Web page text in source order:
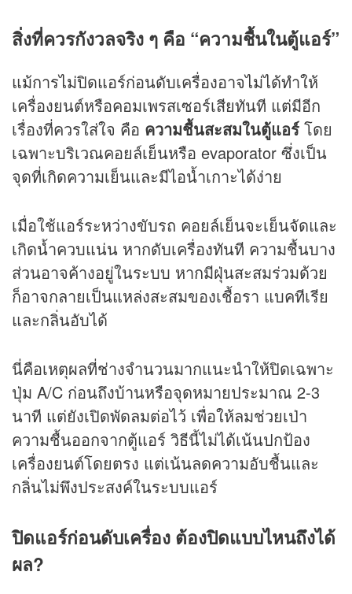
สิ่งที่ควรกังวลจริง ๆ คือ “ความชื้นในตู้แอร์”
แม้การไม่ปิดแอร์ก่อนดับเครื่องอาจไม่ได้ทำให้
เครื่องยนต์หรือคอมเพรสเซอร์เสียทันที แต่มีอีก
เรื่องที่ควรใส่ใจ คือ ความชื้นสะสมในตู้แอร์ โดย
เฉพาะบริเวณคอยล์เย็นหรือ evaporator ซึ่งเป็น
จุดที่เกิดความเย็นและมีไอน้ำเกาะได้ง่าย
เมื่อใช้แอร์ระหว่างขับรถ คอยล์เย็นจะเย็นจัดและ
เกิดน้ำควบแน่น หากดับเครื่องทันที ความชื้นบาง
ส่วนอาจค้างอยู่ในระบบ หากมีฝุ่นสะสมร่วมด้วย
ก็อาจกลายเป็นแหล่งสะสมของเชื้อรา แบคทีเรีย
และกลิ่นอับได้
นี่คือเหตุผลที่ช่างจำนวนมากแนะนำให้ปิดเฉพาะ
ปุ่ม A/C ก่อนถึงบ้านหรือจุดหมายประมาณ 2-3
นาที แต่ยังเปิดพัดลมต่อไว้ เพื่อให้ลมช่วยเป่า
ความชื้นออกจากตู้แอร์ วิธีนี้ไม่ได้เน้นปกป้อง
เครื่องยนต์โดยตรง แต่เน้นลดความอับชื้นและ
กลิ่นไม่พึงประสงค์ในระบบแอร์
ปิดแอร์ก่อนดับเครื่อง ต้องปิดแบบไหนถึงได้
ผล?